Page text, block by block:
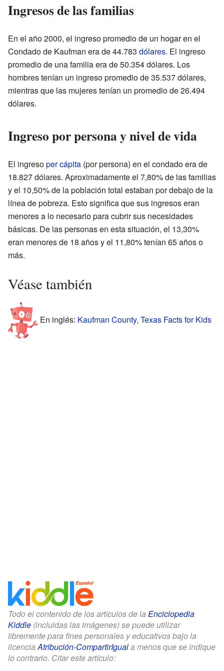
Ingresos de las familias
En el año 2000, el ingreso promedio de un hogar en el
Condado de Kaufman era de 44.783 dólares. El ingreso
promedio de una familia era de 50.354 dólares. Los
hombres tenían un ingreso promedio de 35.537 dólares,
mientras que las mujeres tenían un promedio de 26.494
dólares.
Ingreso por persona y nivel de vida
El ingresoper cápita (por persona) en el condado era de
18.827 dólares. Aproximadamente el 7,80% de las familias
y el 10,50% de la población total estaban por debajo de la
línea de pobreza. Esto significa que sus ingresos eran
menores a lo necesario para cubrir sus necesidades
básicas. De las personas en esta situación, el 13,30%
eran menores de 18 años y el 11,80% tenían 65 años o
más.
Véase también
En inglés: Kaufman County, Texas Facts for Kids
Todo el contenido de los artículos de la Enciclopedia
Kiddle (incluidas las imágenes) se puede utilizar
libremente para fines personales y educativos bajo la
licenciaAtribución-CompartirIguala menos que se indique
lo contrario. Citar este artículo: